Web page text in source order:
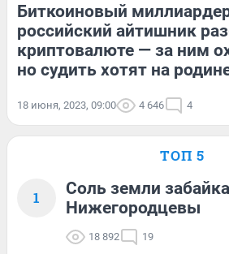
Биткоиновый
российский айтишник
криптовалюте — за ним
но судить хотят на
18 июня, 2023, 09:00 4 646 4
ТОП 5
1
Соль земли
Нижегородцевы
18 892 19